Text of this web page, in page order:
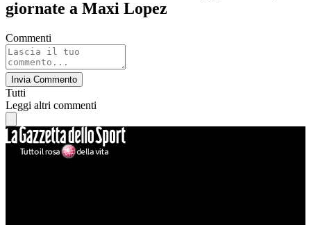
giornate a Maxi Lopez
Commenti
Invia Commento
Tutti
Leggi altri commenti